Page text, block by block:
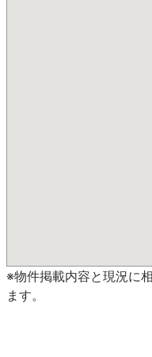
※物件掲載内容と現況に
ます。